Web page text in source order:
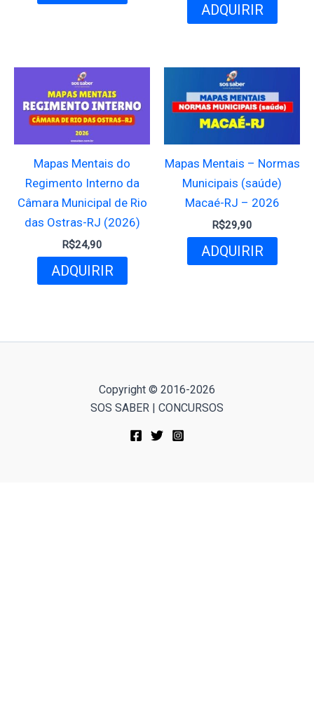
ADQUIRIR
Mapas Mentais do
Regimento Interno da
Câmara Municipal de Rio
das Ostras-RJ (2026)
R$24,90
ADQUIRIR
Mapas Mentais – Normas
Municipais (saúde)
Macaé-RJ – 2026
R$29,90
ADQUIRIR
Copyright © 2016-2026
SOS SABER | CONCURSOS